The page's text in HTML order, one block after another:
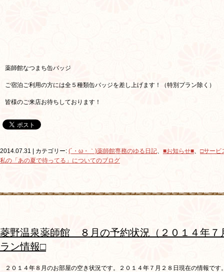
薬師館なつまち缶バッジ
ご宿泊ご利用の方には全５種類缶バッジを差し上げます！（特別プラン除く）
皆様のご来店お待ちしております！
2014.07.31 | カテゴリー: (´・ω・｀)薬師館専務のゆる日記、 ■お知らせ■、 □サービ
私の「あの夏で待ってる」についてのブログ
菱野温泉薬師館 ８月の予約状況（２０１４年７
ラン情報□
２０１４年８月のお部屋の空き状況です。２０１４年７月２８日現在の情報です